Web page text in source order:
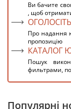
Ви бачите
, щоб
Про надання
пропозицію
КАТАЛОГ
Пошук
фильтрами,
Популярні